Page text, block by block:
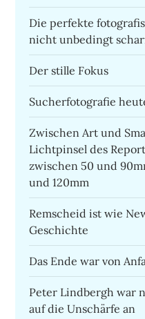
Die perfekte
nicht unbedingt
Der stille Fokus
Sucherfotografie
Zwischen Art und
Lichtpinsel des
zwischen 50 und
und 120mm
Remscheid ist wie
Geschichte
Das Ende war von
Peter Lindbergh war
auf die Unschärfe an